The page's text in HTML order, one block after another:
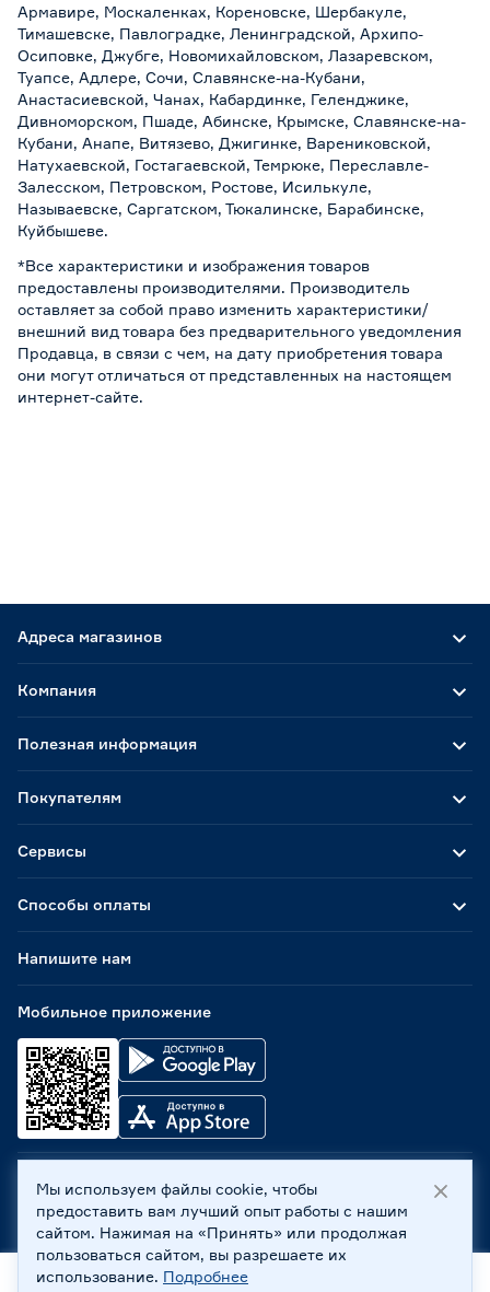
Армавире, Москаленках, Кореновске, Шербакуле,
Тимашевске, Павлоградке, Ленинградской, Архипо-
Осиповке, Джубге, Новомихайловском, Лазаревском,
Туапсе, Адлере, Сочи, Славянске-на-Кубани,
Анастасиевской, Чанах, Кабардинке, Геленджике,
Дивноморском, Пшаде, Абинске, Крымске, Славянске-на-
Кубани, Анапе, Витязево, Джигинке, Варениковской,
Натухаевской, Гостагаевской, Темрюке, Переславле-
Залесском, Петровском, Ростове, Исилькуле,
Называевске, Саргатском, Тюкалинске, Барабинске,
Куйбышеве.
*Все характеристики и изображения товаров
предоставлены производителями. Производитель
оставляет за собой право изменить характеристики/
внешний вид товара без предварительного уведомления
Продавца, в связи с чем, на дату приобретения товара
они могут отличаться от представленных на настоящем
интернет-сайте.
Адреса магазинов
Способы оплаты
Мобильное приложение
Компания
Полезная информация
Покупателям
Сервисы
Напишите нам
ООО «Бауцентр Рус» 2004 -2026, 236029, г. Калининград,
ул. А.Невского, 205. ИНН 7702596813, КПП 390601001 ©
Все права защищены
Политика обработки персональных данных
Правовая информация
Мы используем файлы cookie, чтобы
предоставить вам лучший опыт работы с нашим
сайтом. Нажимая на «Принять» или продолжая
пользоваться сайтом, вы разрешаете их
использование. Подробнее